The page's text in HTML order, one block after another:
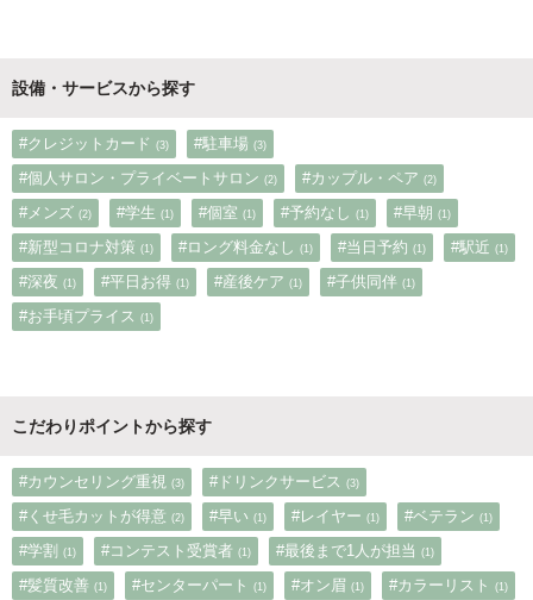
設備・サービスから探す
#クレジットカード (3) #駐車場 (3)
#個人サロン・プライベートサロン (2) #カップル・ペア (2)
#メンズ (2) #学生 (1) #個室 (1) #予約なし (1) #早朝 (1)
#新型コロナ対策 (1) #ロング料金なし (1) #当日予約 (1) #駅近 (1)
#深夜 (1) #平日お得 (1) #産後ケア (1) #子供同伴 (1)
#お手頃プライス (1)
こだわりポイントから探す
#カウンセリング重視 (3) #ドリンクサービス (3)
#くせ毛カットが得意 (2) #早い (1) #レイヤー (1) #ベテラン (1)
#学割 (1) #コンテスト受賞者 (1) #最後まで1人が担当 (1)
#髪質改善 (1) #センターパート (1) #オン眉 (1) #カラーリスト (1)